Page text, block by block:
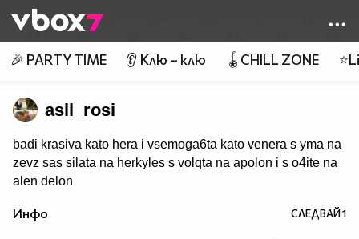
👾
🎉 PARTY TIME 👂 Клю – клю 🪀CHILL ZONE
asll_rosi
badi krasiva kato hera i vsemoga6ta kato venera s yma na
zevz sas silata na herkyles s volqta na apolon i s o4ite na
alen delon
Инфо СЛЕДВАЙ1